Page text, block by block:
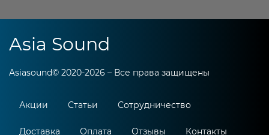
Asia Sound
Asiasound© 2020-2026 – Все права защищены
Акции Статьи Сотрудничество
Доставка Оплата Отзывы Контакты